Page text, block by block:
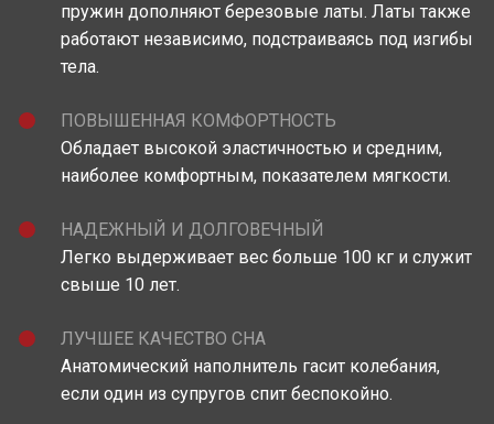
пружин дополняют березовые латы. Латы также
работают независимо, подстраиваясь под изгибы
тела.
ПОВЫШЕННАЯ КОМФОРТНОСТЬ
Обладает высокой эластичностью и средним,
наиболее комфортным, показателем мягкости.
НАДЕЖНЫЙ И ДОЛГОВЕЧНЫЙ
Легко выдерживает вес больше 100 кг и служит
свыше 10 лет.
ЛУЧШЕЕ КАЧЕСТВО СНА
Анатомический наполнитель гасит колебания,
если один из супругов спит беспокойно.